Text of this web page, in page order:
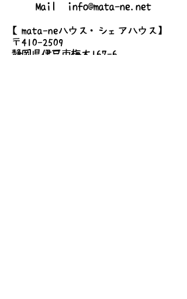
●持ち物
Mail
info@mata-ne.net
【mata-neハウス・シェアハウス】
〒410-2509
静岡県伊豆市梅木167-6